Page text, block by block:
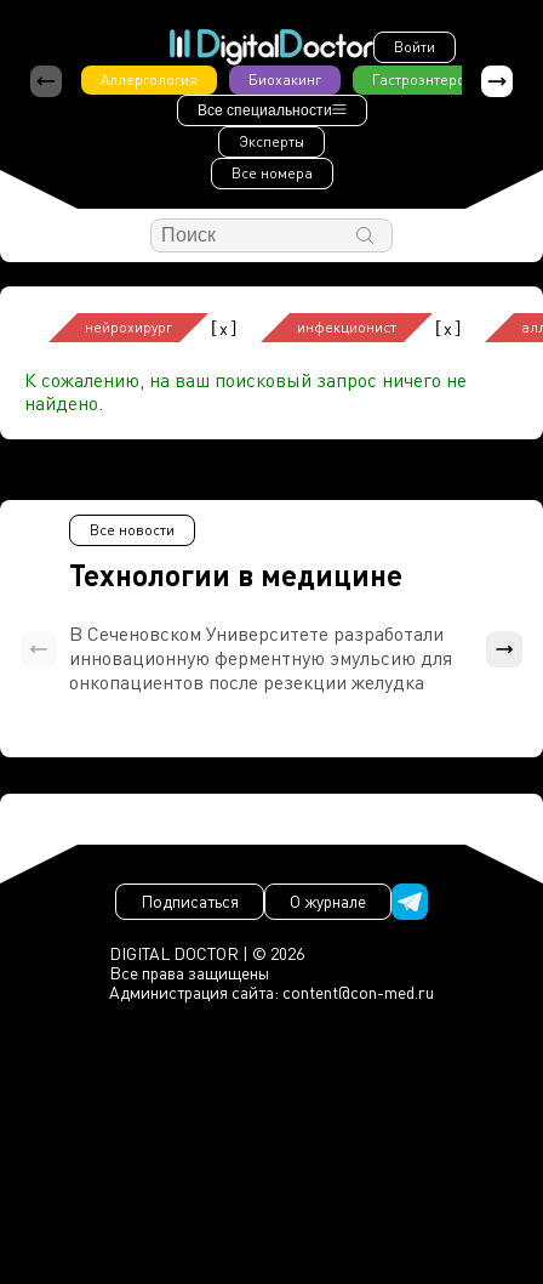
Войти
Аллергология
Биохакинг Гастроэнтерология
Все специальности
Эксперты
Все номера
нейрохирург [x] инфекционист [x]
К сожалению, на ваш поисковый запрос ничего не
найдено.
Технологии в медицине
Все новости
В Сеченовском Университете разработали
инновационную ферментную эмульсию для
онкопациентов после резекции желудка
DIGITAL DOCTOR | © 2026
Все права защищены
Администрация сайта: content@con-med.ru
Подписаться О журнале